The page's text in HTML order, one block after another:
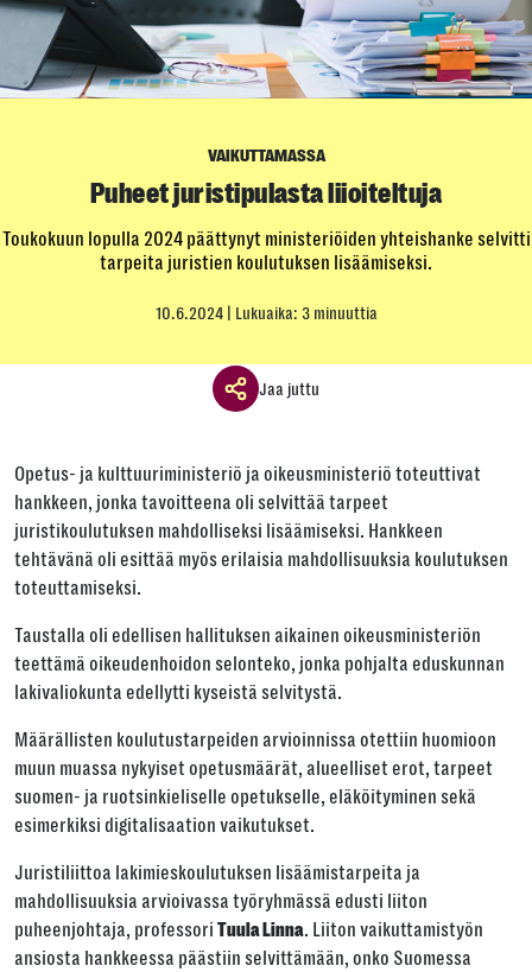
VAIKUTTAMASSA
Puheet juristipulasta liioiteltuja
Toukokuun lopulla 2024 päättynyt ministeriöiden yhteishanke selvitti
tarpeita juristien koulutuksen lisäämiseksi.
10.6.2024 | Lukuaika: 3 minuuttia
Jaa juttu
Jaa tämä linkki seuraavilla tavoilla
Kopioi
Opetus- ja kulttuuriministeriö ja oikeusministeriö toteuttivat
hankkeen, jonka tavoitteena oli selvittää tarpeet
juristikoulutuksen mahdolliseksi lisäämiseksi. Hankkeen
tehtävänä oli esittää myös erilaisia mahdollisuuksia koulutuksen
toteuttamiseksi.
Taustalla oli edellisen hallituksen aikainen oikeusministeriön
teettämä oikeudenhoidon selonteko, jonka pohjalta eduskunnan
lakivaliokunta edellytti kyseistä selvitystä.
Määrällisten koulutustarpeiden arvioinnissa otettiin huomioon
muun muassa nykyiset opetusmäärät, alueelliset erot, tarpeet
suomen- ja ruotsinkieliselle opetukselle, eläköityminen sekä
esimerkiksi digitalisaation vaikutukset.
Juristiliittoa lakimieskoulutuksen lisäämistarpeita ja
mahdollisuuksia arvioivassa työryhmässä edusti liiton
puheenjohtaja, professori Tuula Linna. Liiton vaikuttamistyön
ansiosta hankkeessa päästiin selvittämään, onko Suomessa